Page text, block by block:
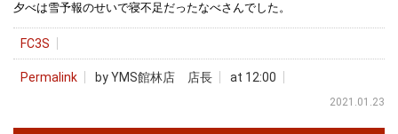
夕べは雪予報のせいで寝不足だったなべさんでした。
FC3S
Permalink by YMS館林店 店長 at 12:00
2021.01.23